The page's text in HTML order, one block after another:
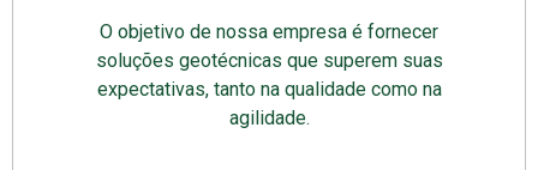
O objetivo de nossa empresa é fornecer
soluções geotécnicas que superem suas
expectativas, tanto na qualidade como na
agilidade.